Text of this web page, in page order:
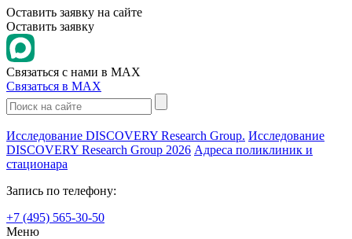
Оставить заявку на сайте
Оставить заявку
Связаться с нами в MAX
Связаться в MAX
Исследование DISCOVERY Research Group. Исследование
DISCOVERY Research Group 2026 Адреса поликлиник и
стационара
Запись по телефону:
+7 (495) 565-30-50
Меню